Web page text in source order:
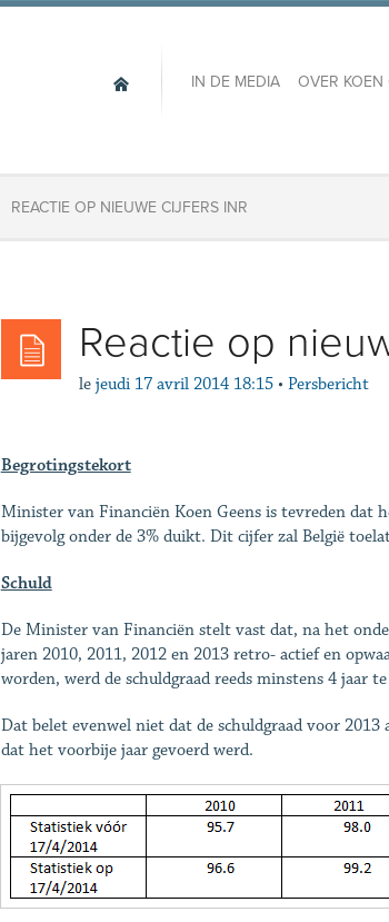
IN DE MEDIA OVER KOEN
REACTIE OP NIEUWE CIJFERS INR
Reactie op
le jeudi 17 avril 2014 18:15 • Persbericht
Begrotingstekort
Minister van Financiën Koen Geens is tevreden dat
bijgevolg onder de 3% duikt. Dit cijfer zal België
Schuld
De Minister van Financiën stelt vast dat, na het
jaren 2010, 2011, 2012 en 2013 retro- actief en
worden, werd de schuldgraad reeds minstens 4 jaar
Dat belet evenwel niet dat de schuldgraad voor
dat het voorbije jaar gevoerd werd.